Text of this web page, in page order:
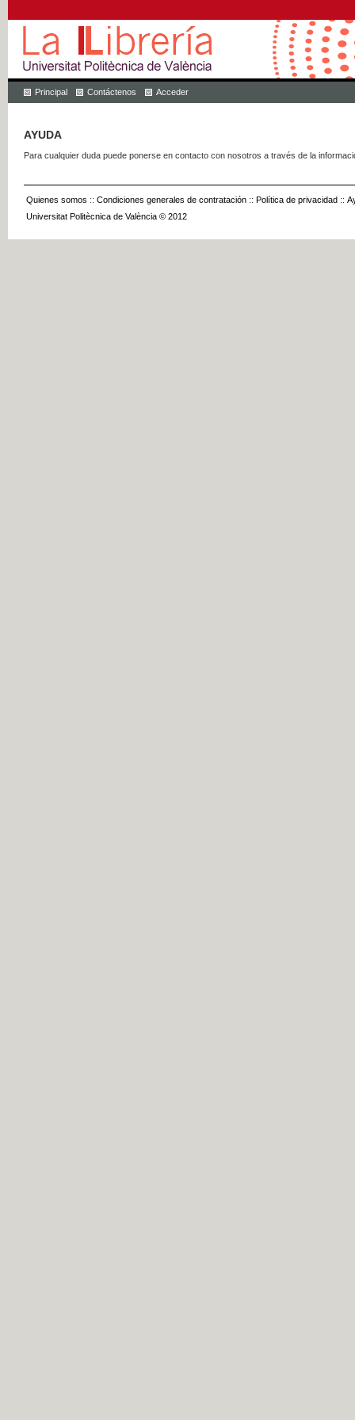
Principal Contáctenos Acceder
AYUDA
Para cualquier duda puede ponerse en contacto con nosotros a través de la
Quienes somos :: Condiciones generales de contratación :: Política de privacidad ::
Universitat Politècnica de València © 2012